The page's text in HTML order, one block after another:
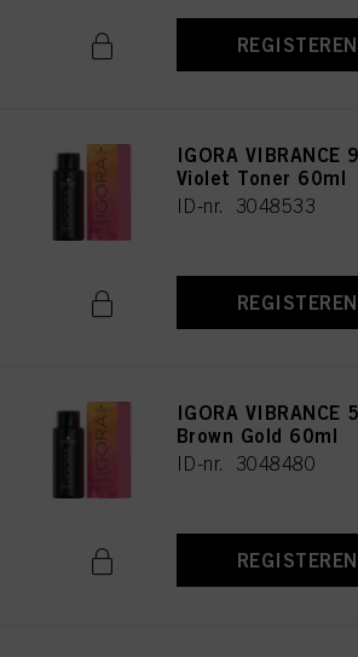
IGORA VIBRANCE
Violet Toner 60ml
ID-nr. 3048533
IGORA VIBRANCE
Brown Gold 60ml
ID-nr. 3048480